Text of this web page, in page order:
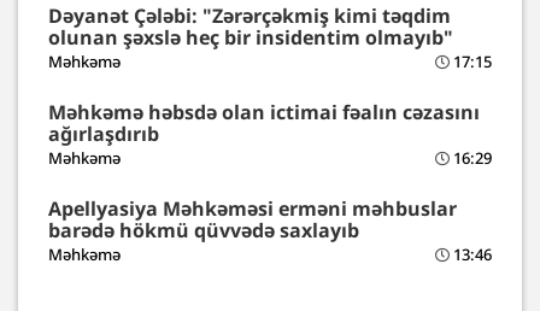
Dəyanət Çələbi: "Zərərçəkmiş kimi təqdim
olunan şəxslə heç bir insidentim olmayıb"
Məhkəmə 17:15
Məhkəmə həbsdə olan ictimai fəalın cəzasını
ağırlaşdırıb
Məhkəmə 16:29
Apellyasiya Məhkəməsi erməni məhbuslar
barədə hökmü qüvvədə saxlayıb
Məhkəmə 13:46